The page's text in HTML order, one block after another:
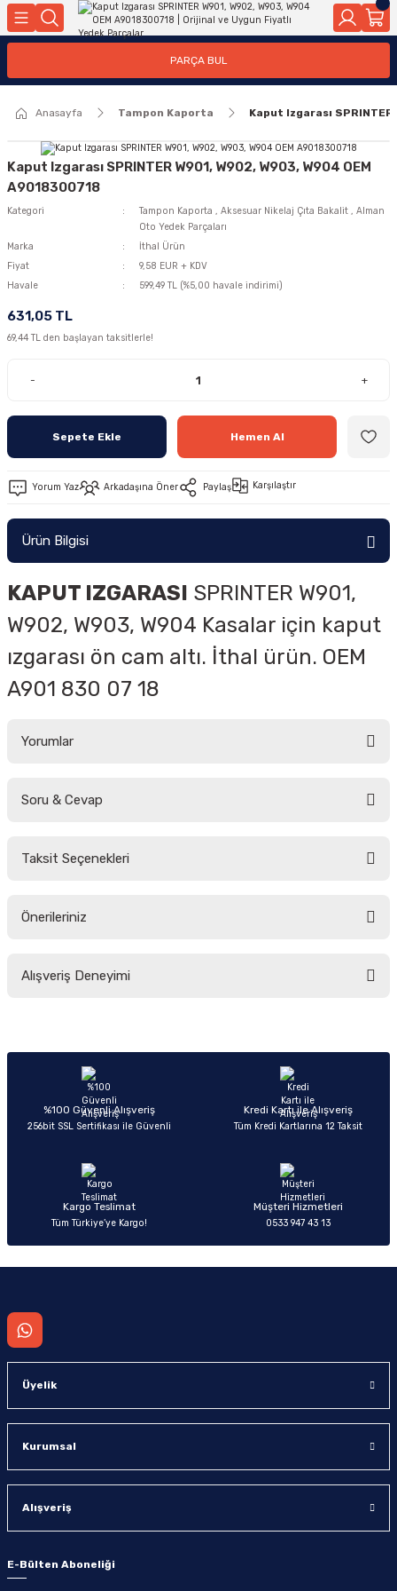
Geri Dön
Geri Dön
Geri Dön
Yakıt Pompası, Yakıt Hatları
Motor Elektrik
Ateşleme Buji Bobin Buji Kablosu
Geri Dön
Geri Dön
Geri Dön
Kollar
Geri Dön
Geri Dön
Ön Arka
Geri Dön
PARÇA BUL
Anasayfa Tampon Kaporta Kaput Izgarası
Kaput Izgarası SPRINTER W901, W902, W903, W904 OEM
A9018300718
Kategori Tampon Kaporta , Aksesuar Nikelaj Çıta Bakalit , Alman
Oto Yedek Parçaları
Marka
İthal Ürün
Fiyat
9,58 EUR + KDV
Havale
599,49 TL (%5,00 havale indirimi)
631,05 TL
69,44 TL den başlayan taksitlerle!
- +
Sepete Ekle Hemen Al
Yorum Yaz Arkadaşına Öner Paylaş Karşılaştır
Ürün Bilgisi
KAPUT IZGARASI SPRINTER W901,
W902, W903, W904 Kasalar için kaput
ızgarası ön cam altı. İthal ürün. OEM
A901 830 07 18
Yorumlar
Soru & Cevap
Taksit Seçenekleri
Önerileriniz
yetersiz gördüğünüz noktaları öneri formunu kullanarak tarafımıza
Ürün açıklamasında eksik bilgiler bulunuyor.
Ürün bilgilerinde hatalar bulunuyor.
Ürün fiyatı diğer sitelerden daha pahalı.
Alışveriş Deneyimi
Sitemize ilk yorumu siz yapın!
%100 Güvenli Alışveriş
256bit SSL Sertifikası ile Güvenli
Kredi Kartı ile Alışveriş
Tüm Kredi Kartlarına 12 Taksit
Kargo Teslimat
Tüm Türkiye’ye Kargo!
Müşteri Hizmetleri
0533 947 43 13
Üyelik
Kurumsal
Alışveriş
E-Bülten Aboneliği